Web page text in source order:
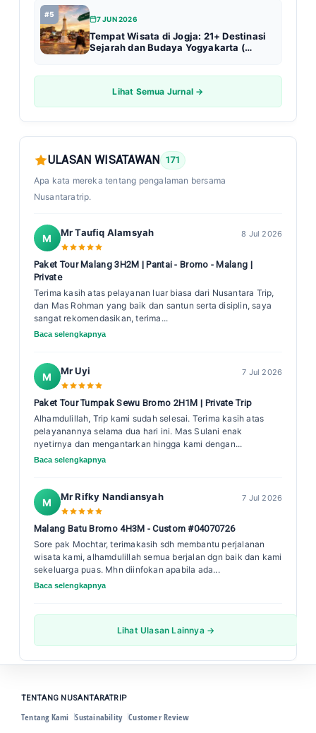
#5
7 JUN 2026
Tempat Wisata di Jogja: 21+ Destinasi
Sejarah dan Budaya Yogyakarta (
Lihat Semua Jurnal →
ULASAN WISATAWAN
171
Apa kata mereka tentang pengalaman bersama
Nusantaratrip.
M Mr Taufiq Alamsyah 8 Jul 2026
Paket Tour Malang 3H2M | Pantai - Bromo - Malang |
Private
Terima kasih atas pelayanan luar biasa dari Nusantara Trip,
dan Mas Rohman yang baik dan santun serta disiplin, saya
sangat rekomendasikan, terima...
Baca selengkapnya
M Mr Uyi 7 Jul 2026
Paket Tour Tumpak Sewu Bromo 2H1M | Private Trip
Alhamdulillah, Trip kami sudah selesai. Terima kasih atas
pelayanannya selama dua hari ini. Mas Sulani enak
nyetirnya dan mengantarkan hingga kami dengan...
Baca selengkapnya
M Mr Rifky Nandiansyah 7 Jul 2026
Malang Batu Bromo 4H3M - Custom #04070726
Sore pak Mochtar, terimakasih sdh membantu perjalanan
wisata kami, alhamdulillah semua berjalan dgn baik dan kami
sekeluarga puas. Mhn diinfokan apabila ada...
Baca selengkapnya
Lihat Ulasan Lainnya →
TENTANG NUSANTARATRIP
Tentang Kami Sustainability Customer Review